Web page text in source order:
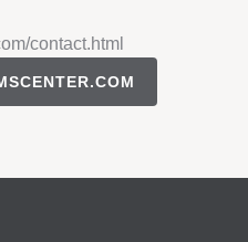
contact.html